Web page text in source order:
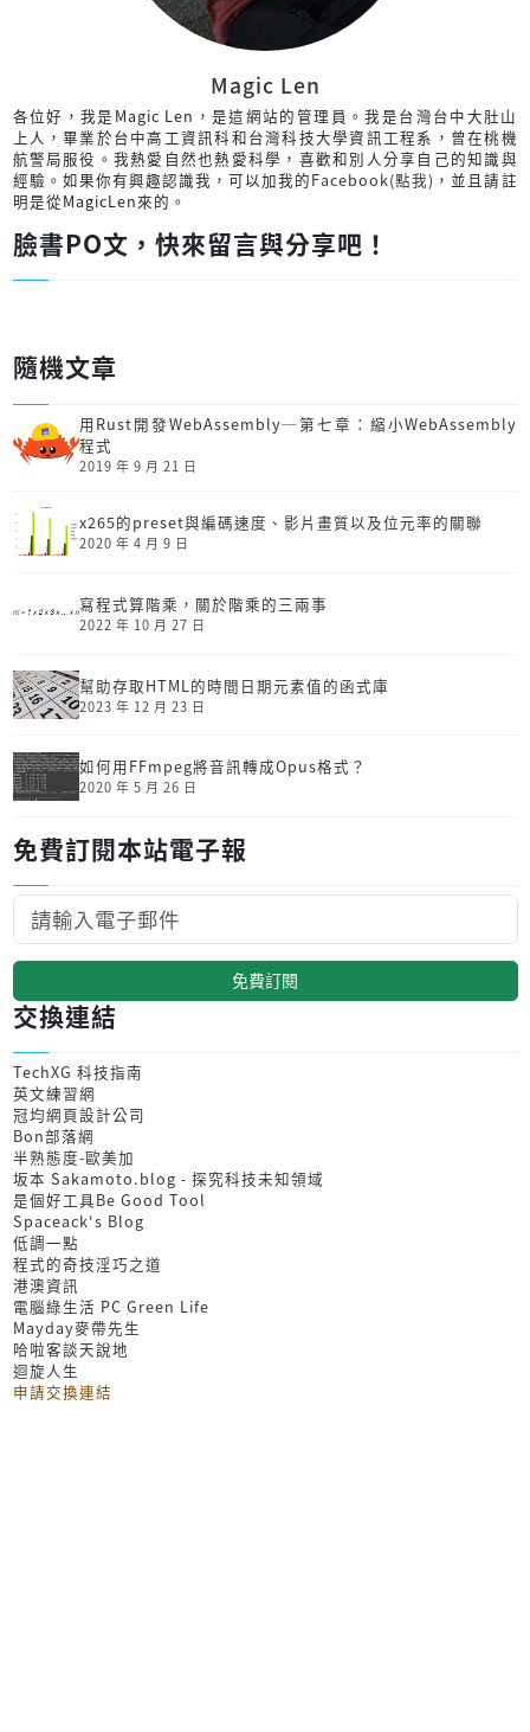
Magic Len
各位好，我是Magic Len，是這網站的管理員。我是台灣台中大肚山
上人，畢業於台中高工資訊科和台灣科技大學資訊工程系，曾在桃機
航警局服役。我熱愛自然也熱愛科學，喜歡和別人分享自己的知識與
經驗。如果你有興趣認識我，可以加我的Facebook(點我) ，並且請註
明是從MagicLen來的。
臉書PO文，快來留言與分享吧！
隨機文章
用Rust開發Web­Assembly─第七章：縮小Web­Assembly
程式
2019 年 9 月 21 日
x265的preset與編碼速度、影片畫質以及位元率的關聯
2020 年 4 月 9 日
寫程式算階乘，關於階乘的三兩事
2022 年 10 月 27 日
幫助存取HTML的時間日期元素值的函式庫
2023 年 12 月 23 日
如何用FFmpeg將音訊轉成Opus格式？
2020 年 5 月 26 日
免費訂閱本站電子報
免費訂閱
交換連結
TechXG 科技指南
英文練習網
冠均網頁設計公司
Bon部落網
半熟態度-歐美加
坂本 Sakamoto.blog - 探究科技未知領域
是個好工具Be Good Tool
Spaceack's Blog
低調一點
程式的奇技淫巧之道
港澳資訊
電腦綠生活 PC Green Life
Mayday麥帶先生
哈啦客談天說地
迴旋人生
申請交換連結